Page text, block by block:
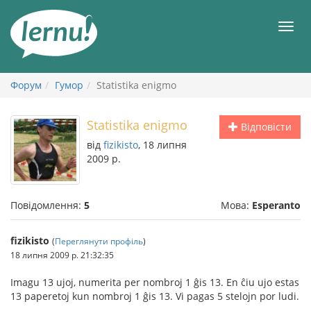
змісту
Форум Гумор Statistika enigmo
Відповісти
Statistika enigmo
від fizikisto, 18 липня
2009 р.
Повідомлення: 5 Мова: Esperanto
fizikisto (Переглянути профіль)
18 липня 2009 р. 21:32:35
Imagu 13 ujoj, numerita per nombroj 1 ĝis 13. En ĉiu ujo estas
13 paperetoj kun nombroj 1 ĝis 13. Vi pagas 5 stelojn por ludi.